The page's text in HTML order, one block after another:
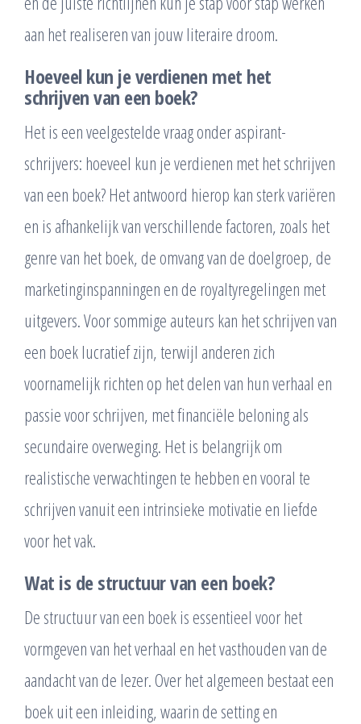
aan het realiseren van jouw literaire droom.
Hoeveel kun je verdienen met het
schrijven van een boek?
Het is een veelgestelde vraag onder aspirant-
schrijvers: hoeveel kun je verdienen met het schrijven
van een boek? Het antwoord hierop kan sterk variëren
en is afhankelijk van verschillende factoren, zoals het
genre van het boek, de omvang van de doelgroep, de
marketinginspanningen en de royaltyregelingen met
uitgevers. Voor sommige auteurs kan het schrijven van
een boek lucratief zijn, terwijl anderen zich
voornamelijk richten op het delen van hun verhaal en
passie voor schrijven, met financiële beloning als
secundaire overweging. Het is belangrijk om
realistische verwachtingen te hebben en vooral te
schrijven vanuit een intrinsieke motivatie en liefde
voor het vak.
Wat is de structuur van een boek?
De structuur van een boek is essentieel voor het
vormgeven van het verhaal en het vasthouden van de
aandacht van de lezer. Over het algemeen bestaat een
boek uit een inleiding, waarin de setting en